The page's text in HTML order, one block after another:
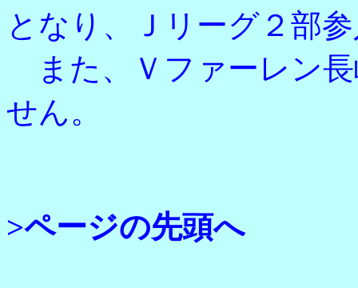
となり、Ｊリーグ２部
また、Ｖファーレン
せん。
>ページの先頭へ